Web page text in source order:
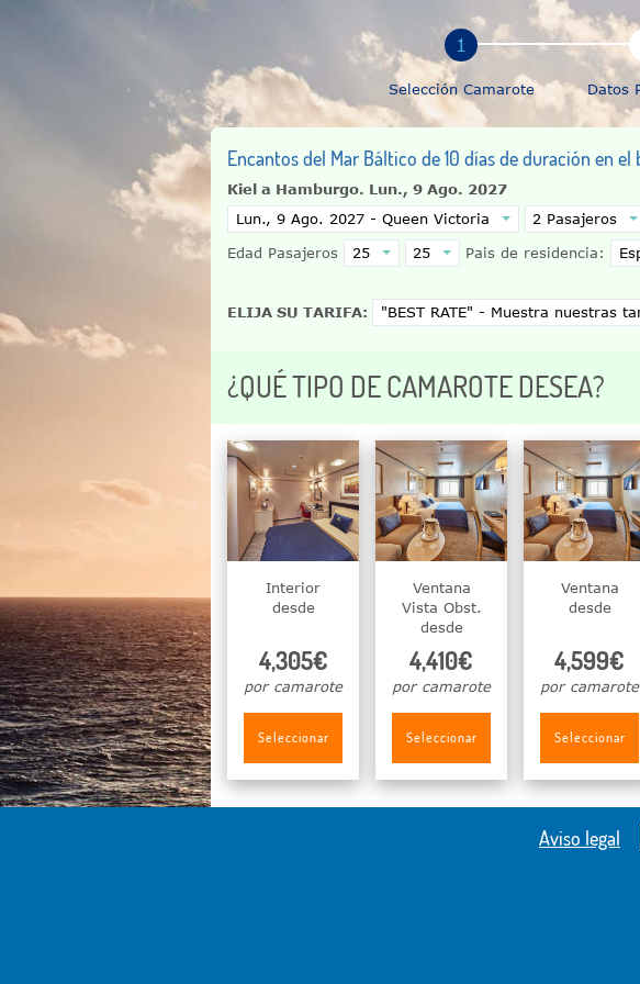
Selección Camarote Datos
Encantos del Mar Báltico de 10 días de duración en
Kiel a Hamburgo. Lun., 9 Ago. 2027
Edad Pasajeros
Pais de residencia:
ELIJA SU TARIFA:
¿QUÉ TIPO DE CAMAROTE DESEA?
Interior
desde
4,305€
por camarote
Seleccionar
Ventana
Vista Obst.
desde
4,410€
por camarote
Seleccionar
Ventana
desde
4,599€
por camarote
Seleccionar
Aviso legal